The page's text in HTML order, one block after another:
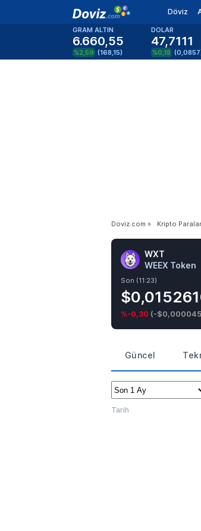
Döviz
GRAM ALTIN
6.660,55
%2,59 (168,15)
DOLAR
47,7111
%0,18 (0,0857
Doviz.com » Kripto Paralar
WXT
WEEX Token
Son (11:23)
%-0,30 (-
Güncel
Tarih